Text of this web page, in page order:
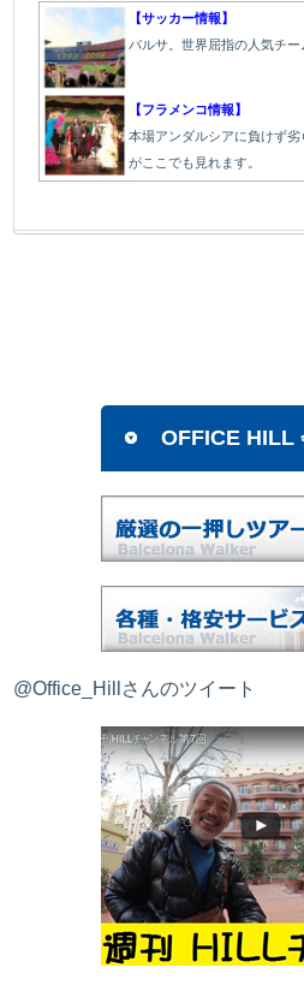
【サッカー情報】
バルサ。世界屈指の人気チー
【フラメンコ情報】
本場アンダルシアに負けず
がここでも見れます。
OFFICE HILL
@Office_Hillさんのツイート